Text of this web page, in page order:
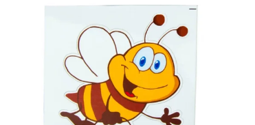
RÁMKY A PŘÍSLUŠENSTVÍ
KONTAKTY OBCHODNÍ PODMÍNKY